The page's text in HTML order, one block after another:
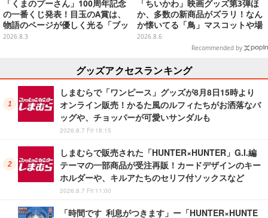
「くまのプーさん」100周年記念
の一番くじ発表！目玉のA賞は、
物語のページが優しく光る「ブッ
クシェイプドライト」
2026.8.3
「ちいかわ」映画グッズ第3弾ほ
か、多数の新商品がズラリ！なん
か懐いてる「鳥」マスコットや場
面写アイテムなど必見のラインナ
2026.8.6
Recommended by
グッズアクセスランキング
しまむらで「ワンピース」グッズが8月8日15時より
オンライン販売！かるた風のルフィたちがお洒落なバ
ッグや、チョッパーが可愛いサンダルも
2026.8.7 Fri 18:15
しまむらで販売された「HUNTER×HUNTER」G.I.編
テーマの一部商品が受注再販！カードデザインのキー
ホルダーや、キルアたちのセリフ付ソックスなど
2026.8.7 Fri 11:00
「時間です 利息がつきます」ー「HUNTER×HUNTE